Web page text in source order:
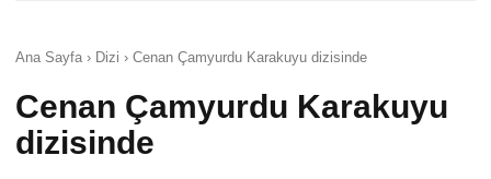
Ana Sayfa › Dizi › Cenan Çamyurdu Karakuyu dizisinde
Cenan Çamyurdu Karakuyu
dizisinde